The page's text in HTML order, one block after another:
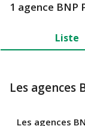
1 agence BNP
Liste
Les agences
Les agences